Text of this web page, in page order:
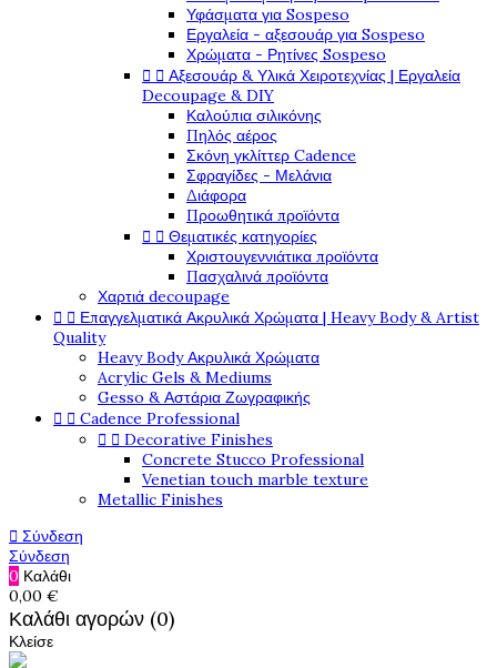
Υφάσματα για Sospeso
Εργαλεία - αξεσουάρ για Sospeso
Χρώματα - Ρητίνες Sospeso
  Αξεσουάρ & Υλικά Χειροτεχνίας | Εργαλεία
Decoupage & DIY
Καλούπια σιλικόνης
Πηλός αέρος
Σκόνη γκλίττερ Cadence
Σφραγίδες - Μελάνια
Διάφορα
Προωθητικά προϊόντα
  Θεματικές κατηγορίες
Χριστουγεννιάτικα προϊόντα
Πασχαλινά προϊόντα
Χαρτιά decoupage
  Επαγγελματικά Ακρυλικά Χρώματα | Heavy Body & Artist
Quality
Heavy Body Ακρυλικά Χρώματα
Acrylic Gels & Mediums
Gesso & Αστάρια Ζωγραφικής
  Cadence Professional
  Decorative Finishes
Concrete Stucco Professional
Venetian touch marble texture
Metallic Finishes
 Σύνδεση
Σύνδεση
0 Καλάθι
0,00 €
Καλάθι αγορών (0)
Κλείσε